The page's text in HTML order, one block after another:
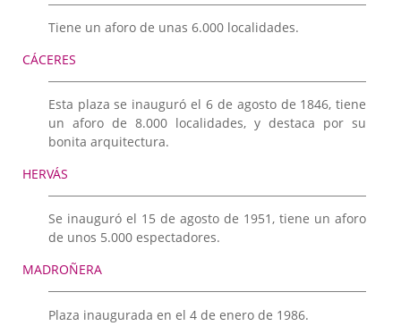
Tiene un aforo de unas 6.000 localidades.
CÁCERES
Esta plaza se inauguró el 6 de agosto de 1846, tiene
un aforo de 8.000 localidades, y destaca por su
bonita arquitectura.
HERVÁS
Se inauguró el 15 de agosto de 1951, tiene un aforo
de unos 5.000 espectadores.
MADROÑERA
Plaza inaugurada en el 4 de enero de 1986.